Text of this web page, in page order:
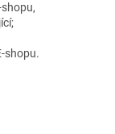
shopu.